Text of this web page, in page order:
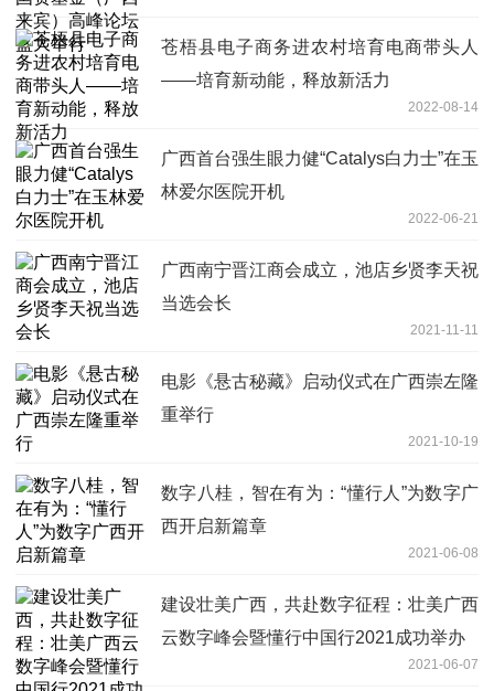
苍梧县电子商务进农村培育电商带头人
——培育新动能，释放新活力
2022-08-14
广西首台强生眼力健“Catalys白力士”在玉
林爱尔医院开机
2022-06-21
广西南宁晋江商会成立，池店乡贤李天祝
当选会长
2021-11-11
电影《悬古秘藏》启动仪式在广西崇左隆
重举行
2021-10-19
数字八桂，智在有为：“懂行人”为数字广
西开启新篇章
2021-06-08
建设壮美广西，共赴数字征程：壮美广西
云数字峰会暨懂行中国行2021成功举办
2021-06-07